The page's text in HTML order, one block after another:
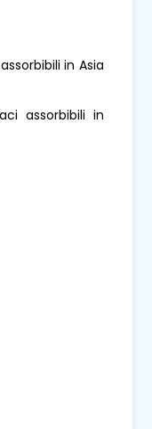
in Asia
assorbibili in